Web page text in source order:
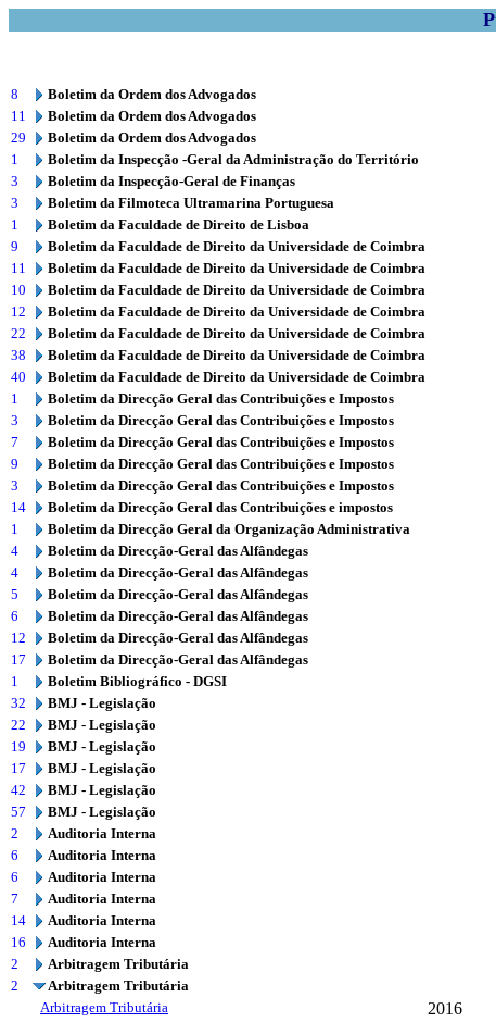
8
Boletim da Ordem dos Advogados
11
Boletim da Ordem dos Advogados
29
Boletim da Ordem dos Advogados
1
Boletim da Inspecção -Geral da Administração do Território
3
Boletim da Inspecção-Geral de Finanças
3
Boletim da Filmoteca Ultramarina Portuguesa
1
Boletim da Faculdade de Direito de Lisboa
9
Boletim da Faculdade de Direito da Universidade de Coimbra
11
Boletim da Faculdade de Direito da Universidade de Coimbra
10
Boletim da Faculdade de Direito da Universidade de Coimbra
12
Boletim da Faculdade de Direito da Universidade de Coimbra
22
Boletim da Faculdade de Direito da Universidade de Coimbra
38
Boletim da Faculdade de Direito da Universidade de Coimbra
40
Boletim da Faculdade de Direito da Universidade de Coimbra
1
Boletim da Direcção Geral das Contribuições e Impostos
3
Boletim da Direcção Geral das Contribuições e Impostos
7
Boletim da Direcção Geral das Contribuições e Impostos
9
Boletim da Direcção Geral das Contribuições e Impostos
3
Boletim da Direcção Geral das Contribuições e Impostos
14
Boletim da Direcção Geral das Contribuições e impostos
1
Boletim da Direcção Geral da Organização Administrativa
4
Boletim da Direcção-Geral das Alfândegas
4
Boletim da Direcção-Geral das Alfândegas
5
Boletim da Direcção-Geral das Alfândegas
6
Boletim da Direcção-Geral das Alfândegas
12
Boletim da Direcção-Geral das Alfândegas
17
Boletim da Direcção-Geral das Alfândegas
1
Boletim Bibliográfico - DGSI
32
BMJ - Legislação
22
BMJ - Legislação
19
BMJ - Legislação
17
BMJ - Legislação
42
BMJ - Legislação
57
BMJ - Legislação
2
Auditoria Interna
6
Auditoria Interna
6
Auditoria Interna
7
Auditoria Interna
14
Auditoria Interna
16
Auditoria Interna
2
Arbitragem Tributária
2
Arbitragem Tributária
Arbitragem Tributária
2016